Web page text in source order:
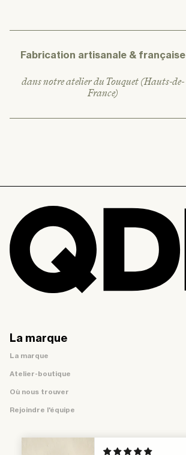
Fabrication artisanale & française
dans notre atelier du Touquet (Hauts-de-
France)
La marque
La marque
Atelier-boutique
Où nous trouver
Rejoindre l'équipe